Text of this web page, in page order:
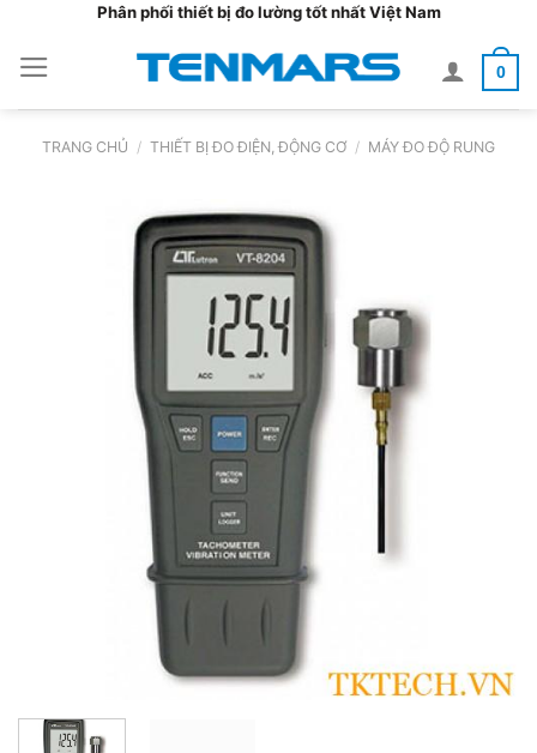
nội
dung
Phân phối thiết bị đo lường tốt nhất Việt Nam
0
TRANG CHỦ / THIẾT BỊ ĐO ĐIỆN, ĐỘNG CƠ / MÁY ĐO ĐỘ RUNG